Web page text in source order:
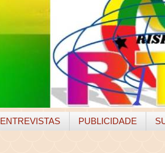
ENTREVISTAS PUBLICIDADE